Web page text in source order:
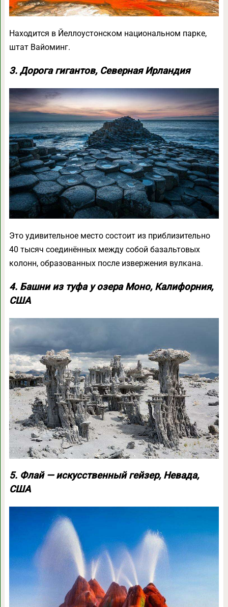
Находится в Йеллоустонском национальном парке,
штат Вайоминг.
3. Дорога гигантов, Северная Ирландия
Это удивительное место состоит из приблизительно
40 тысяч соединённых между собой базальтовых
колонн, образованных после извержения вулкана.
4. Башни из туфа у озера Моно, Калифорния,
США
5. Флай — искусственный гейзер, Невада,
США